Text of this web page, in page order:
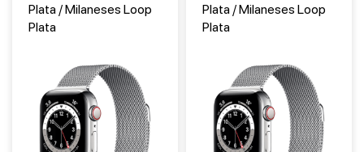
Plata / Milaneses Loop
Plata
Plata / Milaneses Loop
Plata